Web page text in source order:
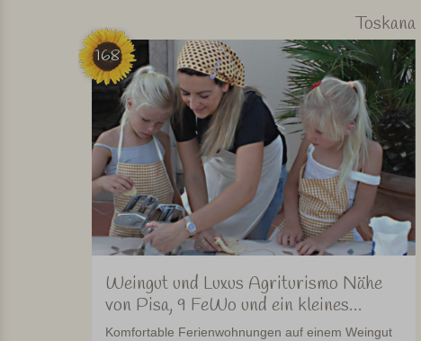
Toskana
168
Weingut und Luxus Agriturismo Nähe
von Pisa, 9 FeWo und ein kleines
Ferienhaus
Komfortable Ferienwohnungen auf einem Weingut